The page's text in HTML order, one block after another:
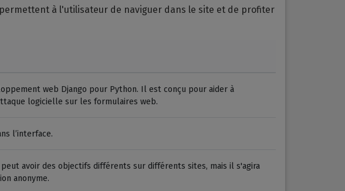
à l'utilisateur de naviguer dans le site et de profiter
web Django pour Python. Il est conçu pour aider à
logicielle sur les formulaires web.
l’interface.
avoir des objectifs différents sur différents sites, mais il s'agira
anonyme.